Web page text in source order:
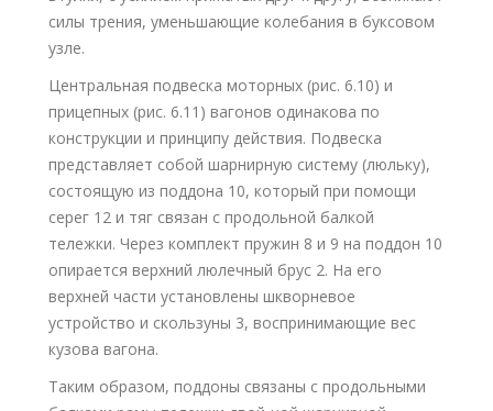
силы трения, уменьшающие колебания в буксовом
узле.
Центральная подвеска моторных (рис. 6.10) и
прицепных (рис. 6.11) вагонов одинакова по
конструкции и принципу действия. Подвеска
представляет собой шарнирную систему (люльку),
состоящую из поддона 10, который при помощи
серег 12 и тяг связан с продольной балкой
тележки. Через комплект пружин 8 и 9 на поддон 10
опирается верхний люлечный брус 2. На его
верхней части установлены шкворневое
устройство и скользуны 3, воспринимающие вес
кузова вагона.
Таким образом, поддоны связаны с продольными